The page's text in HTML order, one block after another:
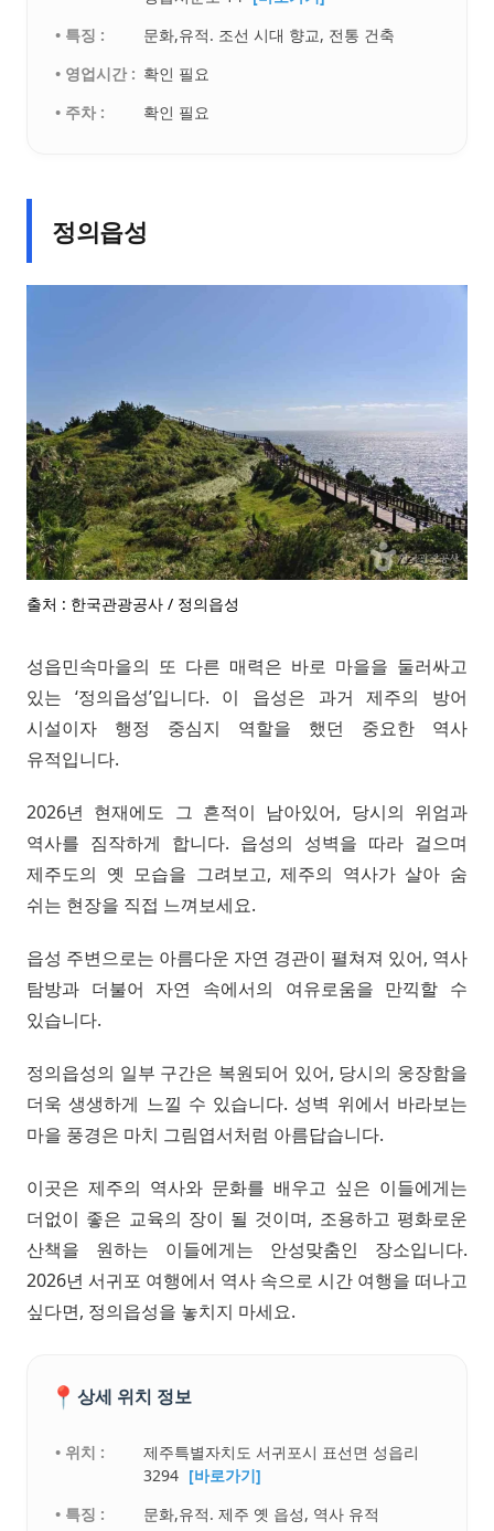
• 특징 :
문화,유적. 조선 시대 향교, 전통 건축
• 영업시간 : 확인 필요
• 주차 :
확인 필요
정의읍성
출처 : 한국관광공사 / 정의읍성
성읍민속마을의 또 다른 매력은 바로 마을을 둘러싸고
있는 ‘정의읍성’입니다. 이 읍성은 과거 제주의 방어
시설이자 행정 중심지 역할을 했던 중요한 역사
유적입니다.
2026년 현재에도 그 흔적이 남아있어, 당시의 위엄과
역사를 짐작하게 합니다. 읍성의 성벽을 따라 걸으며
제주도의 옛 모습을 그려보고, 제주의 역사가 살아 숨
쉬는 현장을 직접 느껴보세요.
읍성 주변으로는 아름다운 자연 경관이 펼쳐져 있어, 역사
탐방과 더불어 자연 속에서의 여유로움을 만끽할 수
있습니다.
정의읍성의 일부 구간은 복원되어 있어, 당시의 웅장함을
더욱 생생하게 느낄 수 있습니다. 성벽 위에서 바라보는
마을 풍경은 마치 그림엽서처럼 아름답습니다.
이곳은 제주의 역사와 문화를 배우고 싶은 이들에게는
더없이 좋은 교육의 장이 될 것이며, 조용하고 평화로운
산책을 원하는 이들에게는 안성맞춤인 장소입니다.
2026년 서귀포 여행에서 역사 속으로 시간 여행을 떠나고
싶다면, 정의읍성을 놓치지 마세요.
📍 상세 위치 정보
• 위치 :
제주특별자치도 서귀포시 표선면 성읍리
3294 [바로가기]
• 특징 :
문화,유적. 제주 옛 읍성, 역사 유적